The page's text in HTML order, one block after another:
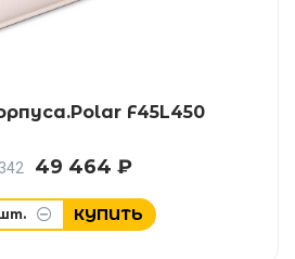
F45L450
49 464 ₽
КУПИТЬ